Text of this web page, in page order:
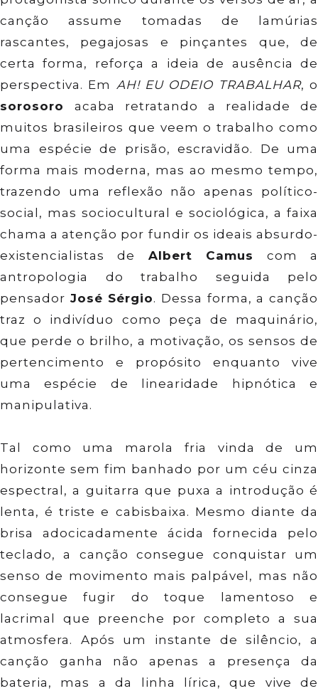
canção assume tomadas de lamúrias
rascantes, pegajosas e pinçantes que, de
certa forma, reforça a ideia de ausência de
perspectiva. Em AH! EU ODEIO TRABALHAR, o
sorosoro acaba retratando a realidade de
muitos brasileiros que veem o trabalho como
uma espécie de prisão, escravidão. De uma
forma mais moderna, mas ao mesmo tempo,
trazendo uma reflexão não apenas político-
social, mas sociocultural e sociológica, a faixa
chama a atenção por fundir os ideais absurdo-
existencialistas de Albert Camus com a
antropologia do trabalho seguida pelo
pensador José Sérgio. Dessa forma, a canção
traz o indivíduo como peça de maquinário,
que perde o brilho, a motivação, os sensos de
pertencimento e propósito enquanto vive
uma espécie de linearidade hipnótica e
manipulativa.
Tal como uma marola fria vinda de um
horizonte sem fim banhado por um céu cinza
espectral, a guitarra que puxa a introdução é
lenta, é triste e cabisbaixa. Mesmo diante da
brisa adocicadamente ácida fornecida pelo
teclado, a canção consegue conquistar um
senso de movimento mais palpável, mas não
consegue fugir do toque lamentoso e
lacrimal que preenche por completo a sua
atmosfera. Após um instante de silêncio, a
canção ganha não apenas a presença da
bateria, mas a da linha lírica, que vive de